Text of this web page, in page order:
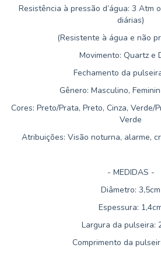
Resistência à pressão d’água: 3 Atm
diárias)
(Resistente à água e não
Movimento: Quartz e
Fechamento da
Gênero: Masculino,
Cores: Preto/Prata, Preto, Cinza, Verde/
Verde
Atribuições: Visão noturna, alarme,
- MEDIDAS -
Diâmetro: 3,5cm
Espessura:
Largura da pulseira:
Comprimento da